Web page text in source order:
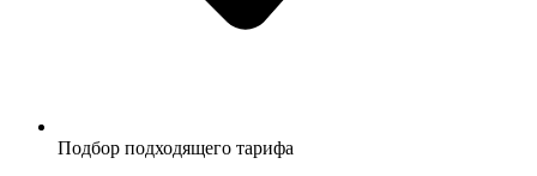
Подбор подходящего тарифа